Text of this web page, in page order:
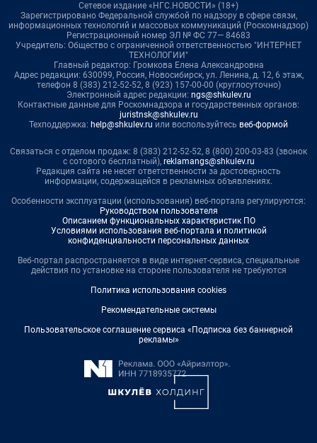
Сетевое издание «НГС.НОВОСТИ» (18+)
Зарегистрировано Федеральной службой по надзору в сфере связи,
информационных технологий и массовых коммуникаций (Роскомнадзор)
Регистрационный номер ЭЛ № ФС 77— 84683
Учредитель: Общество с ограниченной ответственностью "ИНТЕРНЕТ
ТЕХНОЛОГИИ"
Главный редактор: Громкова Елена Александровна
Адрес редакции: 630099, Россия, Новосибирск, ул. Ленина, д. 12, 6 этаж,
телефон 8 (383) 212-52-52, 8 (923) 157-00-00 (круглосуточно)
Электронный адрес редакции: ngs@shkulev.ru
Контактные данные для Роскомнадзора и государственных органов:
juristnsk@shkulev.ru
Техподдержка: help@shkulev.ru или воспользуйтесь веб-формой
Связаться с отделом продаж: 8 (383) 212-52-52, 8 (800) 200-03-83 (звонок
с сотового бесплатный), reklamangs@shkulev.ru
Редакция сайта не несет ответственности за достоверность
информации, содержащейся в рекламных объявлениях.
Особенности эксплуатации (использования) веб-портала регулируются:
Руководством пользователя
Описанием функциональных характеристик ПО
Условиями использования веб-портала и политикой
конфиденциальности персональных данных
Веб-портал распространяется в виде интернет-сервиса, специальные
действия по установке на стороне пользователя не требуются
Политика использования cookies
Рекомендательные системы
Пользовательское соглашение сервиса «Подписка без баннерной
рекламы»